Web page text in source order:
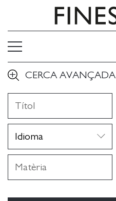
CERCA AVANÇADA